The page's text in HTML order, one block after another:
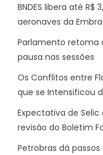
BNDES libera até R$
aeronaves da
Parlamento retoma
pausa nas sessões
Os Conflitos entre
que se Intensificou
Expectativa de Selic
revisão do Boletim
Petrobras dá